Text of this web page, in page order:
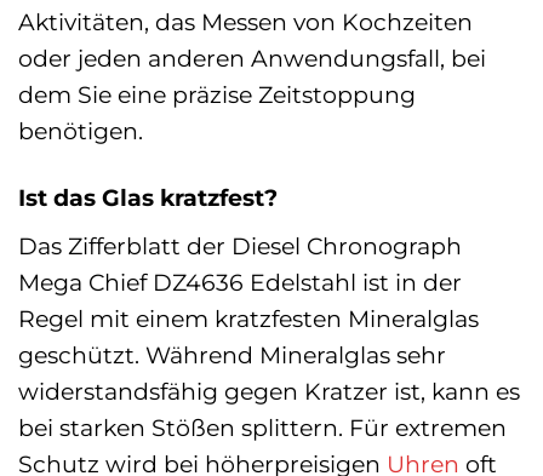
Aktivitäten, das Messen von Kochzeiten
oder jeden anderen Anwendungsfall, bei
dem Sie eine präzise Zeitstoppung
benötigen.
Ist das Glas kratzfest?
Das Zifferblatt der Diesel Chronograph
Mega Chief DZ4636 Edelstahl ist in der
Regel mit einem kratzfesten Mineralglas
geschützt. Während Mineralglas sehr
widerstandsfähig gegen Kratzer ist, kann es
bei starken Stößen splittern. Für extremen
Schutz wird bei höherpreisigen Uhren oft